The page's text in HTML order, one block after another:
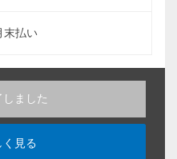
末払い
ました
く見る